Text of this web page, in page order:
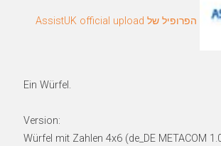
הפרופיל של AssistUK official upload
Ein Würfel.
Version:
Würfel mit Zahlen 4x6 (de_DE METACOM